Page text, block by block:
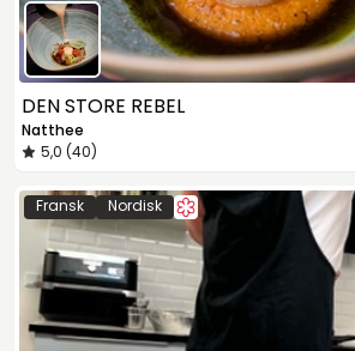
DEN STORE REBEL
Natthee
5,0 (40)
Fransk Nordisk